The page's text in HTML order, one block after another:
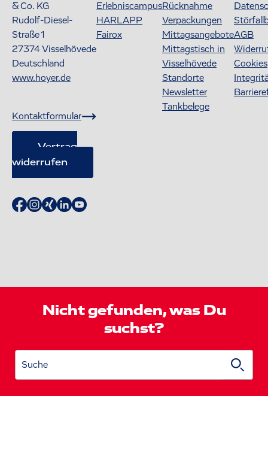
& Co. KG
Rudolf-Diesel-
Straße 1
27374Visselhövede
Deutschland
www.hoyer.de
Kontaktformular
Vertrag
widerrufen
Erlebniscampus
HARLAPP
Fairox
Rücknahme
Verpackungen
Mittagsangebote
Mittagstisch in
Visselhövede
Standorte
Newsletter
Tankbelege
AGB
Cookies
Nicht gefunden, was Du
suchst?
Suche